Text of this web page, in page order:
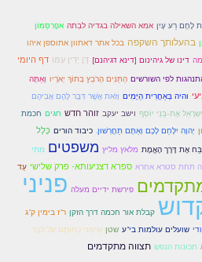
לֶחֶם רַע עָיִן אמא השאילה בגדיה לבִתה אפָרסֵמּוֹן
בהעלותך השקפה בכל אתר דאתוון אתוספן איהו
דינו של גיהינום [דינא דגיהנם] דָּן יָדִין עַמּוֹ דף היומי
לפי השורשים הַתַּנִּים הָרֹבֵץ בְּתוֹךְ יְאֹרָיו וְאַתָּה
והיה בְּאַחֲרִית הַיָּמִים וְזֹאת אֲשֶׁר דִּבֶּר לָהֶם אֲבִיהֶם
יִשְׂרָאֵל אֶת-בְּנֵי יוֹסֵף וישב יעקב זוהר חדש חגים חכמת
יְהוָה יִלָּחֵם לָכֶם וְאַתֶּם תַּחֲרִשׁוּן. כיבוד הורים כְּלָל
אֶת דֶּרֶך הָאֱמֶת מלאץ מליץ משפטים מתי
תחת סטרא אחרא ספרא דצניעותא- פרק שלישי עַד
פירשת ידיים מעלה פניני
קבלת אור חכמה דרך הזקן ר"ז בימין ק"ג
שועלים עולמות בי"ע שטן שִׂימֵנִי כַחוֹתָם עַל לִבֶּךָ
תכונות הנפש תצווה מתקדמים